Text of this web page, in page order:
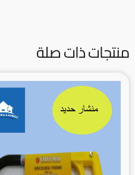
منتجات ذات صلة
السعر
الأصلي
3.000BD.